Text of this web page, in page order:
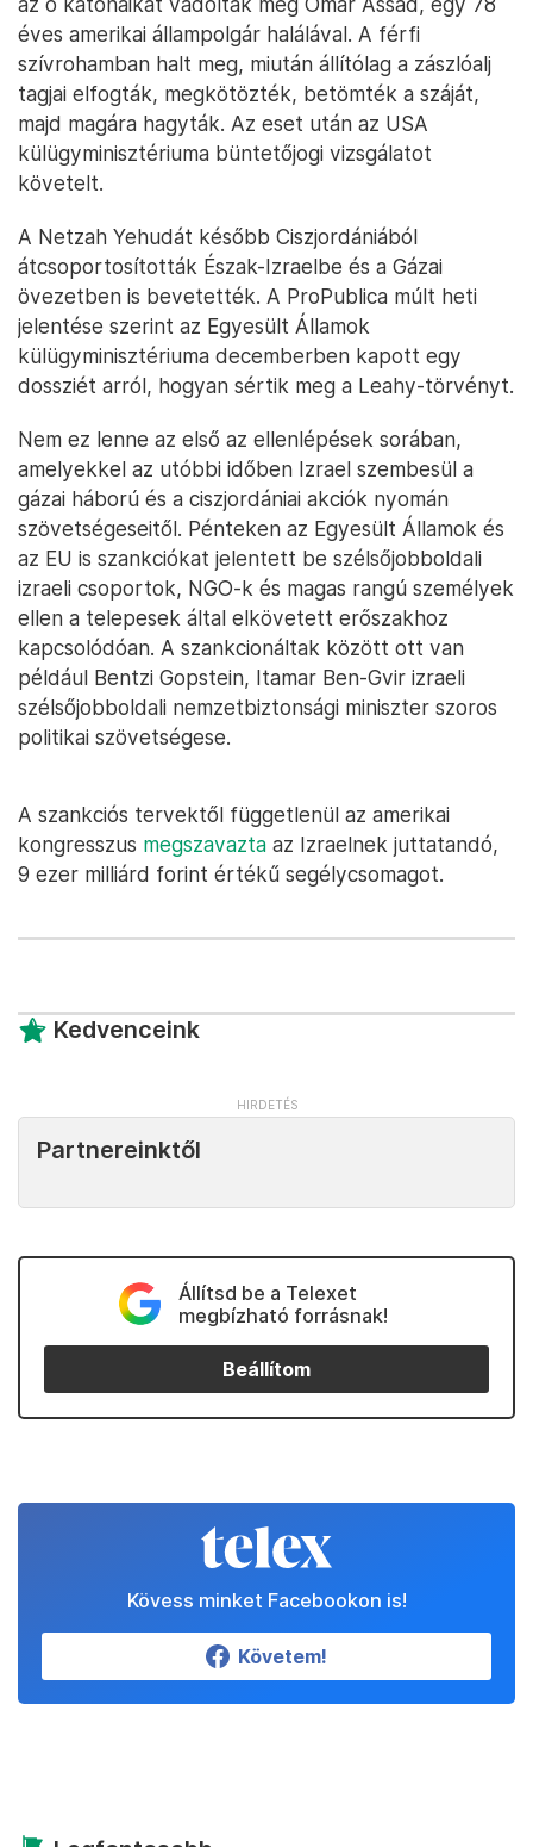
éves amerikai állampolgár halálával. A férfi
szívrohamban halt meg, miután állítólag a zászlóalj
tagjai elfogták, megkötözték, betömték a száját,
majd magára hagyták. Az eset után az USA
külügyminisztériuma büntetőjogi vizsgálatot
követelt.
A Netzah Yehudát később Ciszjordániából
átcsoportosították Észak-Izraelbe és a Gázai
övezetben is bevetették. A ProPublica múlt heti
jelentése szerint az Egyesült Államok
külügyminisztériuma decemberben kapott egy
dossziét arról, hogyan sértik meg a Leahy-törvényt.
Nem ez lenne az első az ellenlépések sorában,
amelyekkel az utóbbi időben Izrael szembesül a
gázai háború és a ciszjordániai akciók nyomán
szövetségeseitől. Pénteken az Egyesült Államok és
az EU is szankciókat jelentett be szélsőjobboldali
izraeli csoportok, NGO-k és magas rangú személyek
ellen a telepesek által elkövetett erőszakhoz
kapcsolódóan. A szankcionáltak között ott van
például Bentzi Gopstein, Itamar Ben-Gvir izraeli
szélsőjobboldali nemzetbiztonsági miniszter szoros
politikai szövetségese.
A szankciós tervektől függetlenül az amerikai
kongresszus megszavazta az Izraelnek juttatandó,
9 ezer milliárd forint értékű segélycsomagot.
Kedvenceink
Partnereinktől
Állítsd be a Telexet
megbízható forrásnak!
Beállítom
Kövess minket Facebookon is!
Követem!